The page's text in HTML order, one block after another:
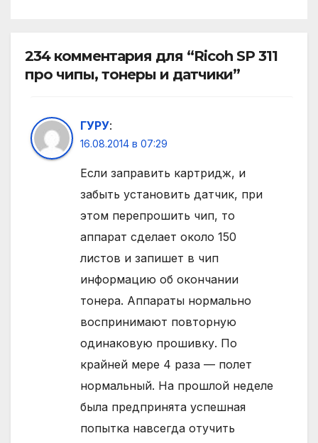
234 комментария для “Ricoh SP 311
про чипы, тонеры и датчики”
ГУРУ:
16.08.2014 в 07:29
Если заправить картридж, и
забыть установить датчик, при
этом перепрошить чип, то
аппарат сделает около 150
листов и запишет в чип
информацию об окончании
тонера. Аппараты нормально
воспринимают повторную
одинаковую прошивку. По
крайней мере 4 раза — полет
нормальный. На прошлой неделе
была предпринята успешная
попытка навсегда отучить